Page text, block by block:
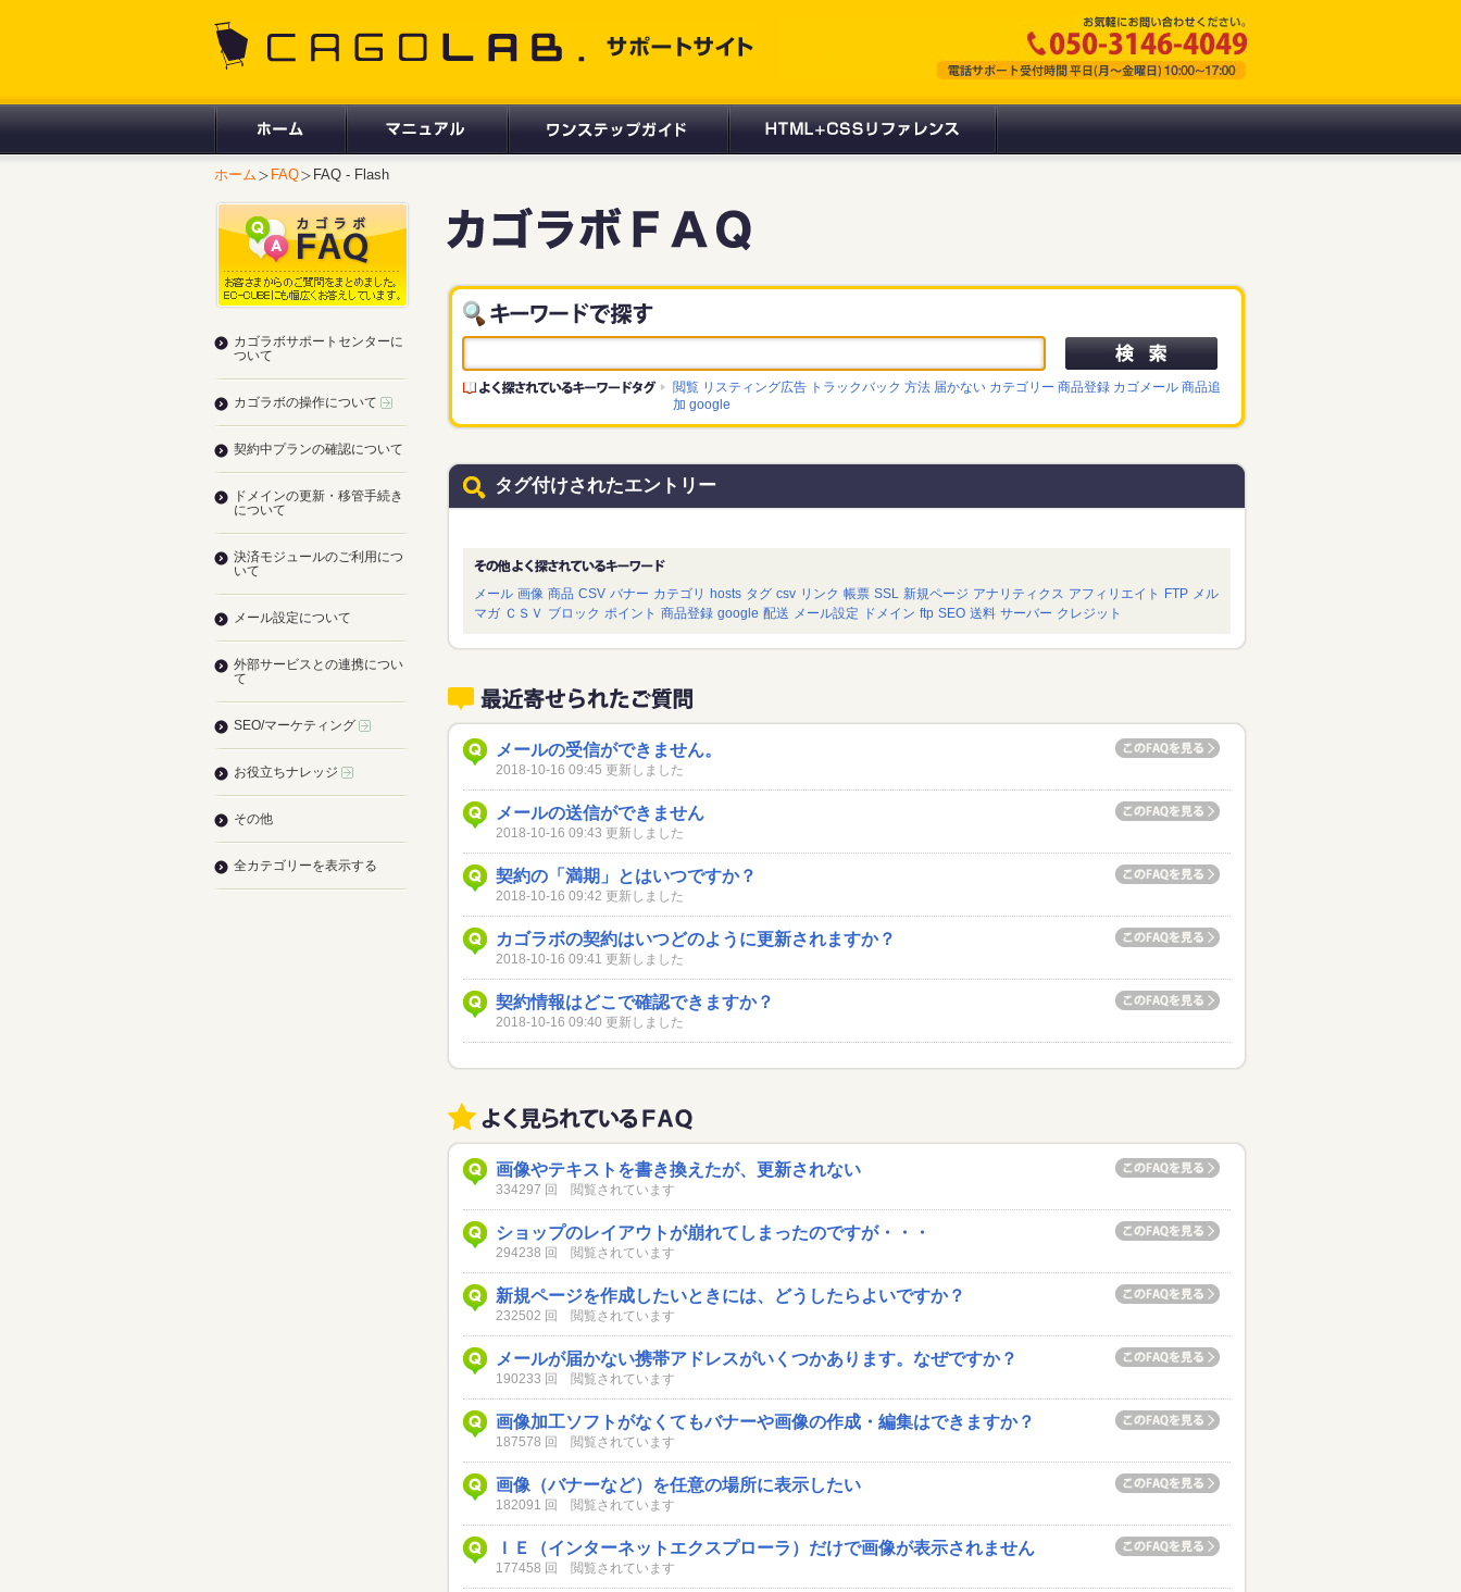
ホーム FAQ FAQ - Flash
閲覧 リスティング広告 トラックバック 方法 届かない カテゴリー 商品登録 カゴメール 商品追
加 google
タグ付けされたエントリー
メール 画像 商品 CSV バナー カテゴリ hosts タグ csv リンク 帳票 SSL 新規ページ アナリティクス アフィリエイト FTP メル
マガ ＣＳＶ ブロック ポイント 商品登録 google 配送 メール設定 ドメイン ftp SEO 送料 サーバー クレジット
メールの受信ができません。
2018-10-16 09:45 更新しました
メールの送信ができません
2018-10-16 09:43 更新しました
契約の「満期」とはいつですか？
2018-10-16 09:42 更新しました
カゴラボの契約はいつどのように更新されますか？
2018-10-16 09:41 更新しました
契約情報はどこで確認できますか？
2018-10-16 09:40 更新しました
画像やテキストを書き換えたが、更新されない
334297 回 閲覧されています
ショップのレイアウトが崩れてしまったのですが・・・
294238 回 閲覧されています
新規ページを作成したいときには、どうしたらよいですか？
232502 回 閲覧されています
メールが届かない携帯アドレスがいくつかあります。なぜですか？
190233 回 閲覧されています
画像加工ソフトがなくてもバナーや画像の作成・編集はできますか？
187578 回 閲覧されています
画像（バナーなど）を任意の場所に表示したい
182091 回 閲覧されています
ＩＥ（インターネットエクスプローラ）だけで画像が表示されません
177458 回 閲覧されています
カゴラボサポートセンターに
ついて
カゴラボの操作について
契約中プランの確認について
ドメインの更新・移管手続き
について
決済モジュールのご利用につ
いて
メール設定について
外部サービスとの連携につい
て
SEO/マーケティング
お役立ちナレッジ
その他
全カテゴリーを表示する